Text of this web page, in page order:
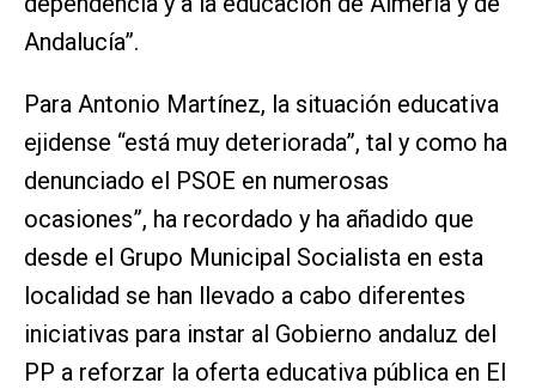
Andalucía”.
Para Antonio Martínez, la situación educativa
ejidense “está muy deteriorada”, tal y como ha
denunciado el PSOE en numerosas
ocasiones”, ha recordado y ha añadido que
desde el Grupo Municipal Socialista en esta
localidad se han llevado a cabo diferentes
iniciativas para instar al Gobierno andaluz del
PP a reforzar la oferta educativa pública en El